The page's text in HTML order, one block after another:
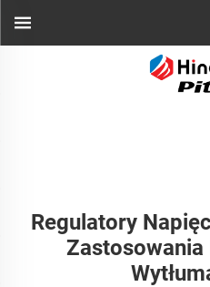
Regulatory
Zastosowania